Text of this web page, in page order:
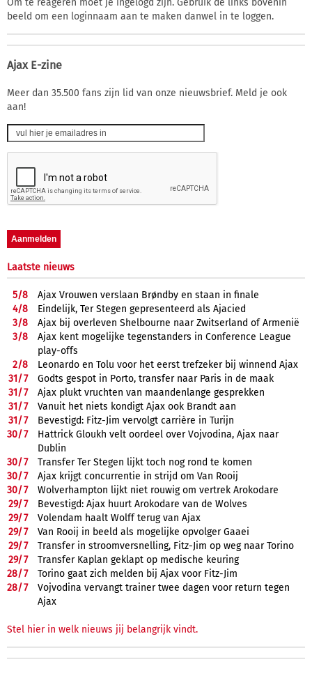
Om te reageren moet je ingelogd zijn. Gebruik de links bovenin
beeld om een loginnaam aan te maken danwel in te loggen.
Ajax E-zine
Meer dan 35.500 fans zijn lid van onze nieuwsbrief. Meld je ook
aan!
Laatste nieuws
5/8
Ajax Vrouwen verslaan Brøndby en staan in finale
4/8
Eindelijk, Ter Stegen gepresenteerd als Ajacied
3/8
Ajax bij overleven Shelbourne naar Zwitserland of Armenië
3/8
Ajax kent mogelijke tegenstanders in Conference League
play-offs
2/8
Leonardo en Tolu voor het eerst trefzeker bij winnend Ajax
31/7
Godts gespot in Porto, transfer naar Paris in de maak
31/7
Ajax plukt vruchten van maandenlange gesprekken
31/7
Vanuit het niets kondigt Ajax ook Brandt aan
31/7
Bevestigd: Fitz-Jim vervolgt carrière in Turijn
30/7
Hattrick Gloukh velt oordeel over Vojvodina, Ajax naar
Dublin
30/7
Transfer Ter Stegen lijkt toch nog rond te komen
30/7
Ajax krijgt concurrentie in strijd om Van Rooij
30/7
Wolverhampton lijkt niet rouwig om vertrek Arokodare
29/7
Bevestigd: Ajax huurt Arokodare van de Wolves
29/7
Volendam haalt Wolff terug van Ajax
29/7
Van Rooij in beeld als mogelijke opvolger Gaaei
29/7
Transfer in stroomversnelling, Fitz-Jim op weg naar Torino
29/7
Transfer Kaplan geklapt op medische keuring
28/7
Torino gaat zich melden bij Ajax voor Fitz-Jim
28/7
Vojvodina vervangt trainer twee dagen voor return tegen
Ajax
Stel hier in welk nieuws jij belangrijk vindt.